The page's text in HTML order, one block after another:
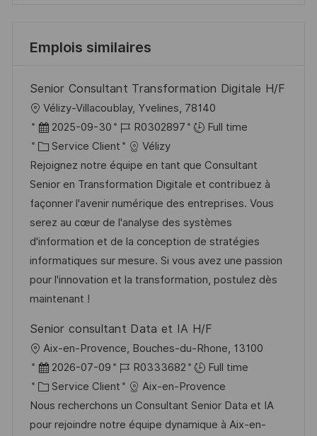
Emplois similaires
Senior Consultant Transformation Digitale H/F
o
c
a
l
i
s
a
t
i
o
Vélizy-Villacoublay, Yvelines, 78140
D
a
t
e
d
’
a
f
f
i
h
a
g
e
2025-09-30
R
é
f
é
r
e
n
c
e
p
o
s
t
e
R0302897
Full time
C
a
t
é
g
o
r
i
e
Service Client
Vélizy
Rejoignez notre équipe en tant que Consultant
Senior en Transformation Digitale et contribuez à
façonner l'avenir numérique des entreprises. Vous
serez au cœur de l'analyse des systèmes
d'information et de la conception de stratégies
informatiques sur mesure. Si vous avez une passion
pour l'innovation et la transformation, postulez dès
maintenant !
Senior consultant Data et IA H/F
o
c
a
l
Aix-en-Provence, Bouches-du-Rhone, 13100
D
a
t
e
2026-07-09
R
é
f
é
R0333682
Full time
C
a
t
Service Client
Aix-en-Provence
Nous recherchons un Consultant Senior Data et IA
pour rejoindre notre équipe dynamique à Aix-en-